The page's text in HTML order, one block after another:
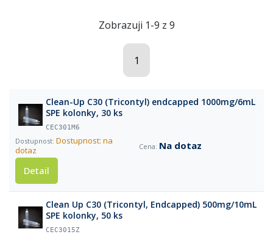
Zobrazuji 1-9 z 9
1
Clean-Up C30 (Tricontyl) endcapped 1000mg/6mL
SPE kolonky, 30 ks
CEC301M6
Dostupnost: na
dotaz
Na dotaz
Detail
Clean Up C30 (Tricontyl, Endcapped) 500mg/10mL
SPE kolonky, 50 ks
CEC3015Z